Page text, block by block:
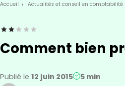
Accueil Actualités et conseil en comptabilité
Comment bien
Publié le 12 juin 2015
5 min